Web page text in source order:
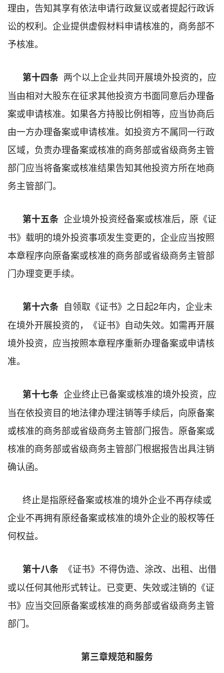
理由，告知其享有依法申请行政复议或者提起行政诉
讼的权利。企业提供虚假材料申请核准的，商务部不
予核准。
第十四条 两个以上企业共同开展境外投资的，应
当由相对大股东在征求其他投资方书面同意后办理备
案或申请核准。如果各方持股比例相等，应当协商后
由一方办理备案或申请核准。如投资方不属同一行政
区域，负责办理备案或核准的商务部或省级商务主管
部门应当将备案或核准结果告知其他投资方所在地商
务主管部门。
第十五条 企业境外投资经备案或核准后，原《证
书》载明的境外投资事项发生变更的，企业应当按照
本章程序向原备案或核准的商务部或省级商务主管部
门办理变更手续。
第十六条 自领取《证书》之日起2年内，企业未
在境外开展投资的，《证书》自动失效。如需再开展
境外投资，应当按照本章程序重新办理备案或申请核
准。
第十七条 企业终止已备案或核准的境外投资，应
当在依投资目的地法律办理注销等手续后，向原备案
或核准的商务部或省级商务主管部门报告。原备案或
核准的商务部或省级商务主管部门根据报告出具注销
确认函。
终止是指原经备案或核准的境外企业不再存续或
企业不再拥有原经备案或核准的境外企业的股权等任
何权益。
第十八条
《证书》不得伪造、涂改、出租、出借
或以任何其他形式转让。已变更、失效或注销的《证
书》应当交回原备案或核准的商务部或省级商务主管
部门。
第三章规范和服务